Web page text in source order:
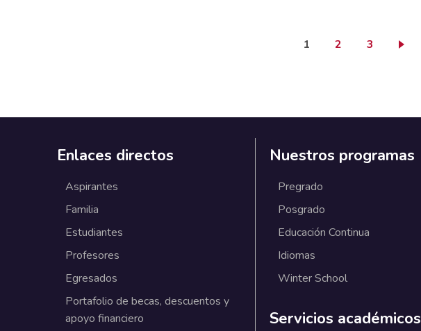
Página actual
1 Page
2 Page
3
Enlaces directos
Aspirantes
Familia
Estudiantes
Profesores
Egresados
Portafolio de becas, descuentos y
apoyo financiero
Nuestros programas
Pregrado
Posgrado
Educación Continua
Idiomas
Winter School
Servicios académicos